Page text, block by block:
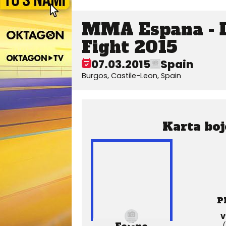
MMA Espana -
Fight 2015
07.03.2015 Spain
Burgos, Castile-Leon, Spain
Karta